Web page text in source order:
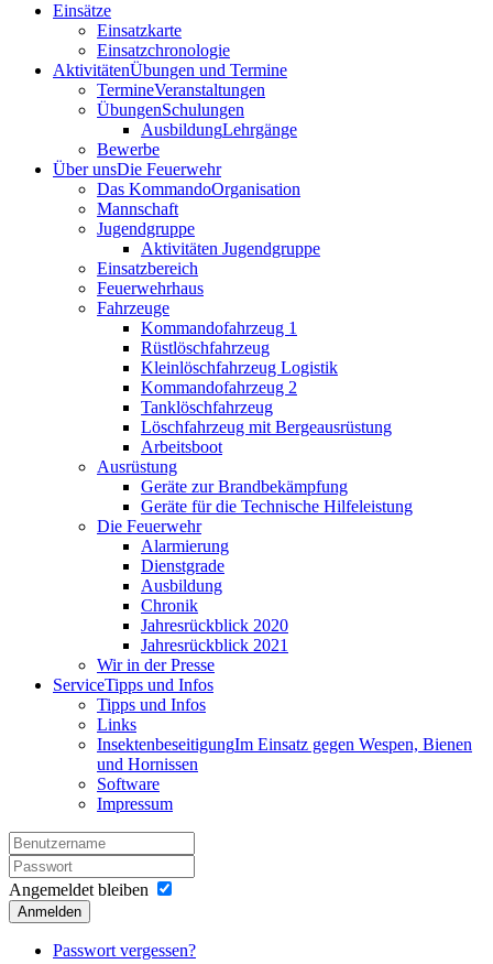
Einsätze
Einsatzkarte
Einsatzchronologie
AktivitätenÜbungen und Termine
TermineVeranstaltungen
ÜbungenSchulungen
AusbildungLehrgänge
Bewerbe
Über unsDie Feuerwehr
Das KommandoOrganisation
Mannschaft
Jugendgruppe
Aktivitäten Jugendgruppe
Einsatzbereich
Feuerwehrhaus
Fahrzeuge
Kommandofahrzeug 1
Rüstlöschfahrzeug
Kleinlöschfahrzeug Logistik
Kommandofahrzeug 2
Tanklöschfahrzeug
Löschfahrzeug mit Bergeausrüstung
Arbeitsboot
Ausrüstung
Geräte zur Brandbekämpfung
Geräte für die Technische Hilfeleistung
Die Feuerwehr
Alarmierung
Dienstgrade
Ausbildung
Chronik
Jahresrückblick 2020
Jahresrückblick 2021
Wir in der Presse
ServiceTipps und Infos
Tipps und Infos
Links
InsektenbeseitigungIm Einsatz gegen Wespen, Bienen
und Hornissen
Software
Impressum
Angemeldet bleiben
Anmelden
Passwort vergessen?